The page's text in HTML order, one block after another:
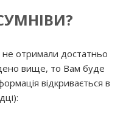
отримали достатньо
вище, то Вам буде
відкривається в